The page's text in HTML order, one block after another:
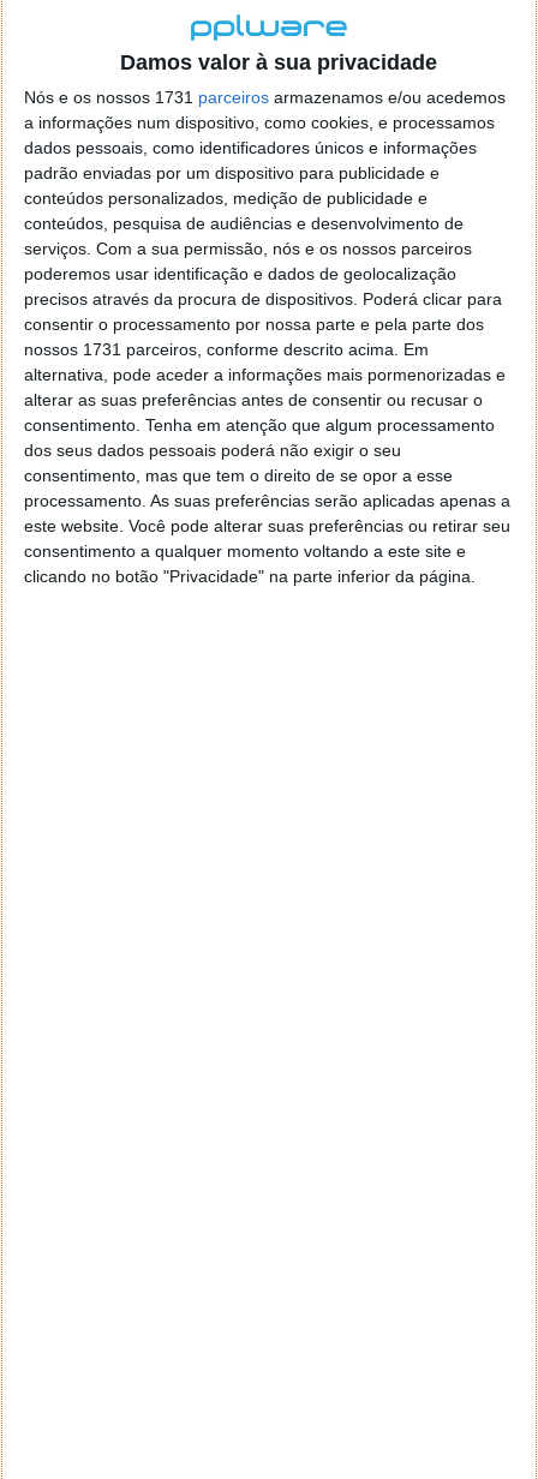
Damos valor à sua privacidade
Nós e os nossos 1731 parceiros armazenamos e/ou acedemos
a informações num dispositivo, como cookies, e processamos
dados pessoais, como identificadores únicos e informações
padrão enviadas por um dispositivo para publicidade e
conteúdos personalizados, medição de publicidade e
conteúdos, pesquisa de audiências e desenvolvimento de
serviços. Com a sua permissão, nós e os nossos parceiros
poderemos usar identificação e dados de geolocalização
precisos através da procura de dispositivos. Poderá clicar para
consentir o processamento por nossa parte e pela parte dos
nossos 1731 parceiros, conforme descrito acima. Em
alternativa, pode aceder a informações mais pormenorizadas e
alterar as suas preferências antes de consentir ou recusar o
consentimento. Tenha em atenção que algum processamento
dos seus dados pessoais poderá não exigir o seu
consentimento, mas que tem o direito de se opor a esse
processamento. As suas preferências serão aplicadas apenas a
este website. Você pode alterar suas preferências ou retirar seu
consentimento a qualquer momento voltando a este site e
clicando no botão "Privacidade" na parte inferior da página.
O declínio da Northvolt está a ser visto como um
golpe profundo para a indústria europeia de carros
elétricos, uma vez que a empresa era a fabricante de
baterias mais desenvolvida do continente.
A Northvolt AB produz células de iões de lítio, de
lítio-metal e de iões de sódio para a mobilidade
elétrica e o armazenamento de energia, entre outros
fins. A principal fábrica de baterias da empresa, a